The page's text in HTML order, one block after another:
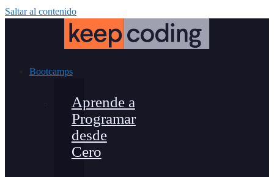
Saltar al contenido
Bootcamps
Aprende a
Programar
desde
Cero